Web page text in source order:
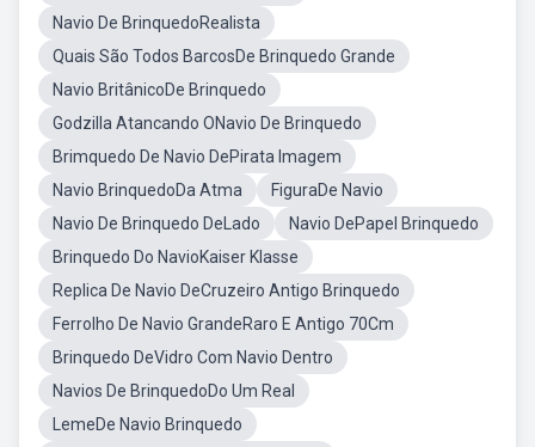
Navio De BrinquedoRealista
Quais São Todos BarcosDe Brinquedo Grande
Navio BritânicoDe Brinquedo
Godzilla Atancando ONavio De Brinquedo
Brimquedo De Navio DePirata Imagem
Navio BrinquedoDa Atma
FiguraDe Navio
Navio De Brinquedo DeLado
Navio DePapel Brinquedo
Brinquedo Do NavioKaiser Klasse
Replica De Navio DeCruzeiro Antigo Brinquedo
Ferrolho De Navio GrandeRaro E Antigo 70Cm
Brinquedo DeVidro Com Navio Dentro
Navios De BrinquedoDo Um Real
LemeDe Navio Brinquedo